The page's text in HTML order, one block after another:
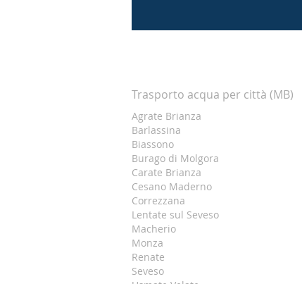
Trasporto acqua per città (MB)
Agrate Brianza
Barlassina
Biassono
Burago di Molgora
Carate Brianza
Cesano Maderno
Correzzana
Lentate sul Seveso
Macherio
Monza
Renate
Seveso